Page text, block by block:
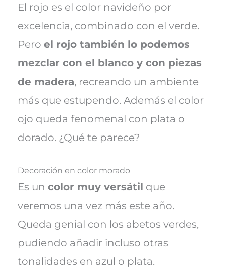
El rojo es el color navideño por
excelencia, combinado con el verde.
Pero el rojo también lo podemos
mezclar con el blanco y con piezas
de madera, recreando un ambiente
más que estupendo. Además el color
ojo queda fenomenal con plata o
dorado. ¿Qué te parece?
Decoración en color morado
Es un color muy versátil que
veremos una vez más este año.
Queda genial con los abetos verdes,
pudiendo añadir incluso otras
tonalidades en azul o plata.